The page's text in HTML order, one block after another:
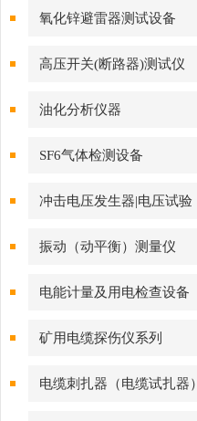
氧化锌避雷器测试设备
高压开关(断路器)测试仪
油化分析仪器
SF6气体检测设备
冲击电压发生器|电压试验
振动（动平衡）测量仪
电能计量及用电检查设备
矿用电缆探伤仪系列
电缆刺扎器（电缆试扎器）